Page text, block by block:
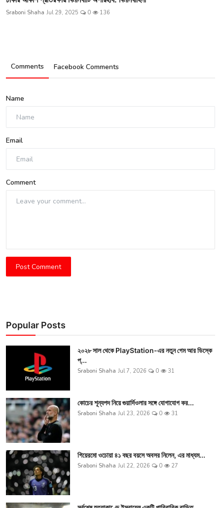
Sraboni Shaha Jul 29, 2025 0 136
Comments Facebook Comments
Name
Email
Comment
Post Comment
Popular Posts
২০২৮ সাল থেকে PlayStation-এর নতুন গেম আর ডিস্কে
প্...
Sraboni Shaha Jul 7, 2026 0 31
কোচের শূন্যপদ নিয়ে গুয়ার্দিওলার সঙ্গে যোগাযোগ কর...
Sraboni Shaha Jul 23, 2026 0 31
গিয়েরমো ওচোয়া ৪১ বছর বয়সে অবসর নিলেন, এর মাধ্যম...
Sraboni Shaha Jul 22, 2026 0 27